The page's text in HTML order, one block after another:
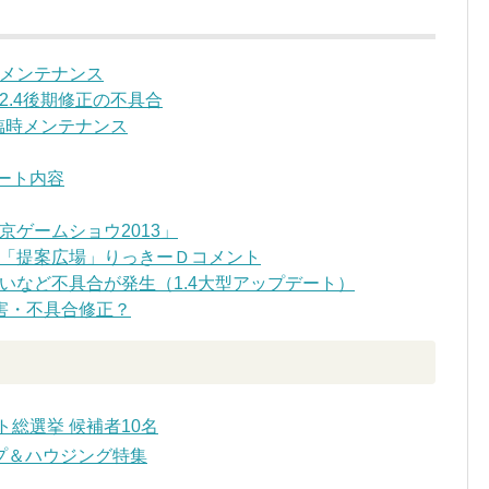
ンテナンス
後期修正の不具合
メンテナンス
ト内容
ゲームショウ2013」
提案広場」りっきーＤコメント
など不具合が発生（1.4大型アップデート）
・不具合修正？
総選挙 候補者10名
＆ハウジング特集